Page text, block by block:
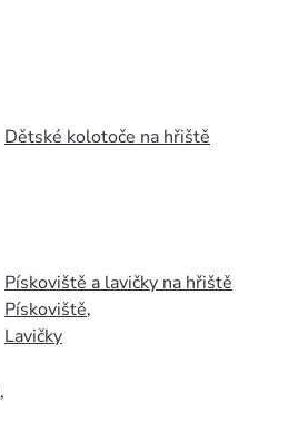
,
Dětské kolotoče na hřiště
Pískoviště a lavičky na hřiště
Pískoviště,
Lavičky